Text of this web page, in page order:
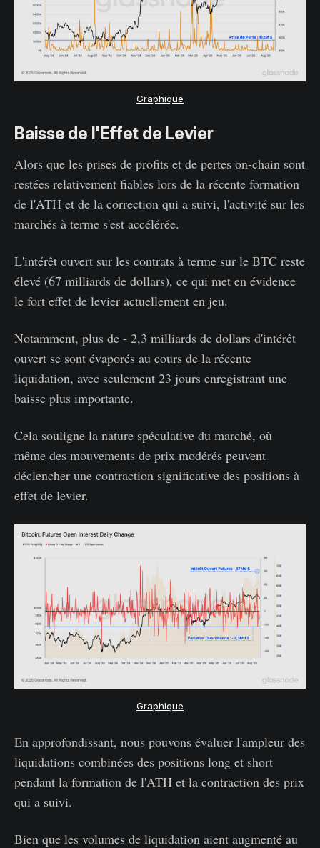
Graphique
Baisse de l'Effet de Levier
Alors que les prises de profits et de pertes on-chain sont
restées relativement fiables lors de la récente formation
de l'ATH et de la correction qui a suivi, l'activité sur les
marchés à terme s'est accélérée.
L'intérêt ouvert sur les contrats à terme sur le BTC reste
élevé (67 milliards de dollars), ce qui met en évidence
le fort effet de levier actuellement en jeu.
Notamment, plus de - 2,3 milliards de dollars d'intérêt
ouvert se sont évaporés au cours de la récente
liquidation, avec seulement 23 jours enregistrant une
baisse plus importante.
Cela souligne la nature spéculative du marché, où
même des mouvements de prix modérés peuvent
déclencher une contraction significative des positions à
effet de levier.
Graphique
En approfondissant, nous pouvons évaluer l'ampleur des
liquidations combinées des positions long et short
pendant la formation de l'ATH et la contraction des prix
qui a suivi.
Bien que les volumes de liquidation aient augmenté au